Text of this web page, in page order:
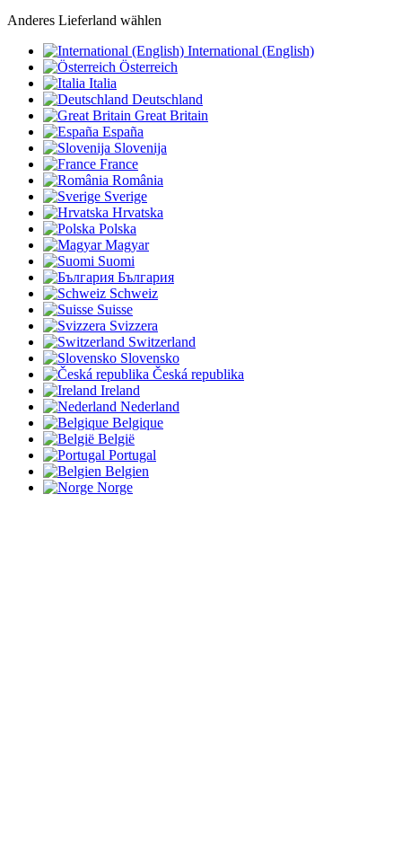
Anderes Lieferland wählen
International (English)
Österreich
Italia
Deutschland
Great Britain
España
Slovenija
France
România
Sverige
Hrvatska
Polska
Magyar
Suomi
България
Schweiz
Suisse
Svizzera
Switzerland
Slovensko
Česká republika
Ireland
Nederland
Belgique
België
Portugal
Belgien
Norge